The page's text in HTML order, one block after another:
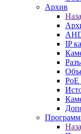
Архив
IP
PoE